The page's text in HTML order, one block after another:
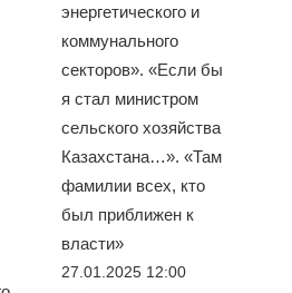
энергетического и
коммунального
секторов». «Если бы
я стал министром
сельского хозяйства
Казахстана…». «Там
фамилии всех, кто
был приближен к
власти»
27.01.2025 12:00